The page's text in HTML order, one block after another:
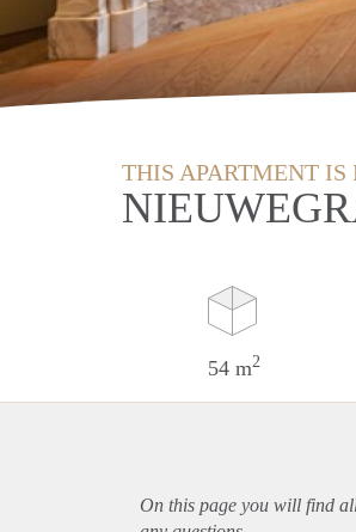
THIS APARTMENT IS
54 m2
On this page you will find